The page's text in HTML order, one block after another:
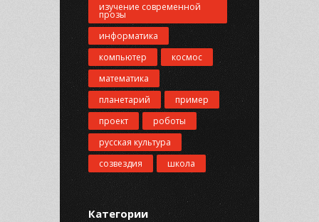
изучение современной
прозы
информатика
компьютер
космос
математика
планетарий
пример
проект
роботы
русская культура
созвездия
школа
Категории